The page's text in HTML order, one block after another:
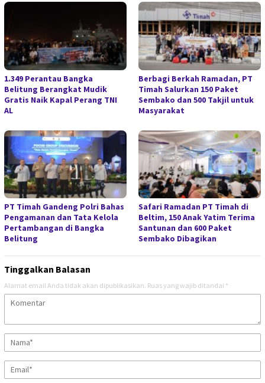
1.349 Perantau Bangka
Belitung Berangkat Mudik
Gratis Naik Kapal Perang TNI
AL
Berbagi Berkah Ramadan, PT
Timah Salurkan 150 Paket
Sembako dan 500 Takjil untuk
Masyarakat
PT Timah Gandeng Polri Bahas
Pengamanan dan Tata Kelola
Pertambangan di Bangka
Belitung
Safari Ramadan PT Timah di
Beltim, 150 Anak Yatim Terima
Santunan dan 600 Paket
Sembako Dibagikan
Tinggalkan Balasan
Alamat email Anda tidak akan dipublikasikan. Ruas yang wajib ditandai *